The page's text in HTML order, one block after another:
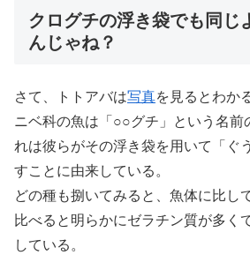
クログチの浮き袋でも同じ
んじゃね？
さて、トトアバは写真を見るとわか
ニベ科の魚は「○○グチ」という名前
れは彼らがその浮き袋を用いて「ぐ
すことに由来している。
どの種も捌いてみると、魚体に比し
比べると明らかにゼラチン質が多く
している。